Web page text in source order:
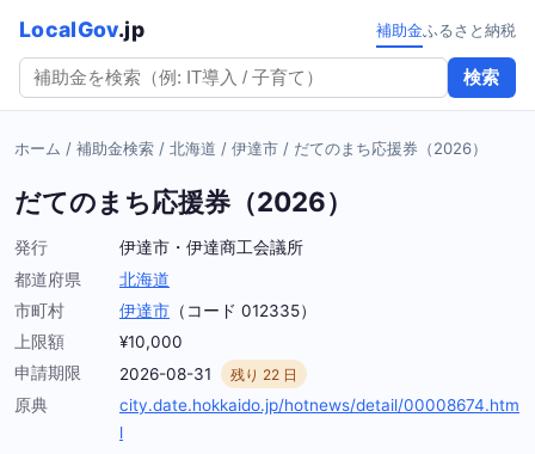
LocalGov.jp
検索
補助金ふるさと納税
ホーム / 補助金検索 / 北海道 / 伊達市 / だてのまち応援券（2026）
だてのまち応援券（2026）
発行
伊達市・伊達商工会議所
都道府県
北海道
市町村
伊達市 （コード 012335）
上限額
¥10,000
申請期限
2026-08-31 残り 22 日
原典
city.date.hokkaido.jp/hotnews/detail/00008674.htm
l